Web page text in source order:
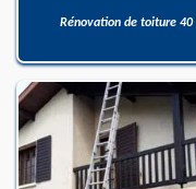
Rénovation de toiture 40